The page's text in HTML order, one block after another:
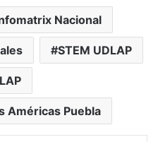
Nacional
STEM UDLAP
Américas Puebla